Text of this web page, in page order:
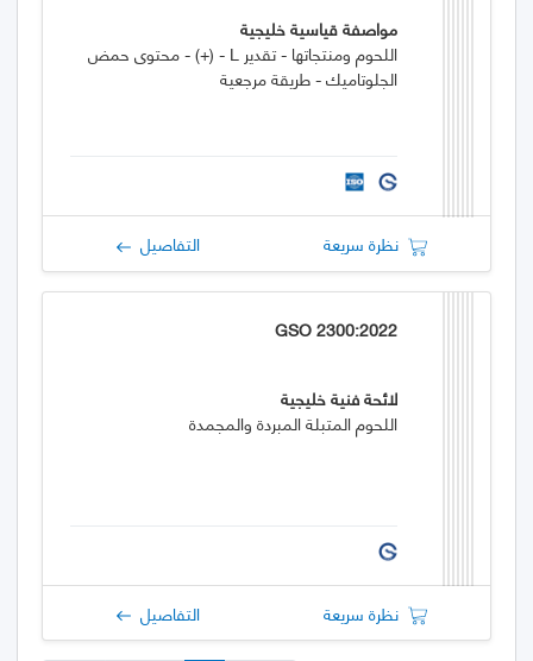
مواصفة قياسية خليجية
اللحوم ومنتجاتها - تقدير L - (+) - محتوى حمض
الجلوتاميك - طريقة مرجعية
نظرة سريعة التفاصيل
GSO 2300:2022
لائحة فنية خليجية
اللحوم المتبلة المبردة والمجمدة
نظرة سريعة التفاصيل